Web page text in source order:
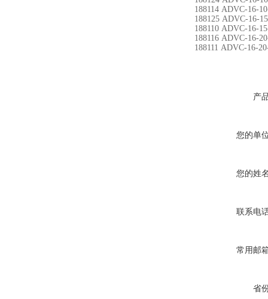
188114 ADVC-16-
188125 ADVC-16-
188110 ADVC-16-
188116 ADVC-16-
188111 ADVC-16-
产
您的单
您的姓
联系电
常用邮
省